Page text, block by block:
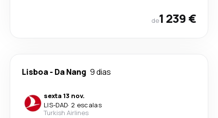
de1 239 €
Lisboa- Da Nang 9 dias
sexta 13 nov.
LIS-DAD· 2 escalas
Turkish Airlines